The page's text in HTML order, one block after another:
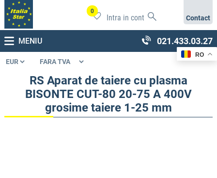
0
Intra in cont Contact
MENIU 021.433.03.27
RS Aparat de taiere cu plasma
BISONTE CUT-80 20-75 A 400V
grosime taiere 1-25 mm
RO